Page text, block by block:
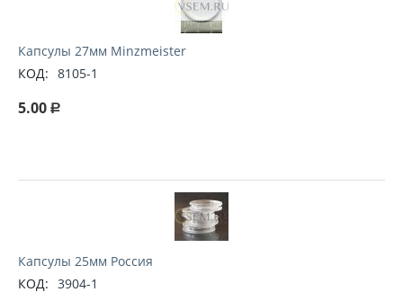
Капсулы 27мм Minzmeister
КОД: 8105-1
5.00 Р
Капсулы 25мм Россия
КОД: 3904-1